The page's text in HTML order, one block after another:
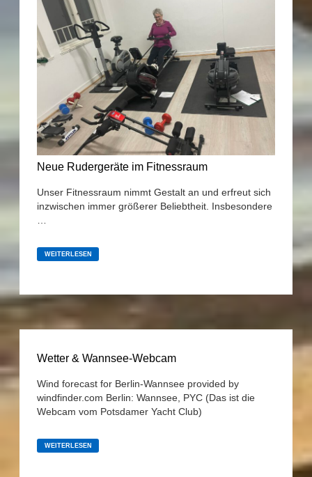
Neue Rudergeräte im Fitnessraum
Unser Fitnessraum nimmt Gestalt an und erfreut sich
inzwischen immer größerer Beliebtheit. Insbesondere
NEUE
RUDERGERÄTE
WEITERLESEN
Wetter & Wannsee-Webcam
Wind forecast for Berlin-Wannsee provided by
windfinder.com Berlin: Wannsee, PYC (Das ist die
Webcam vom Potsdamer Yacht Club)
WETTER
&
WEITERLESEN